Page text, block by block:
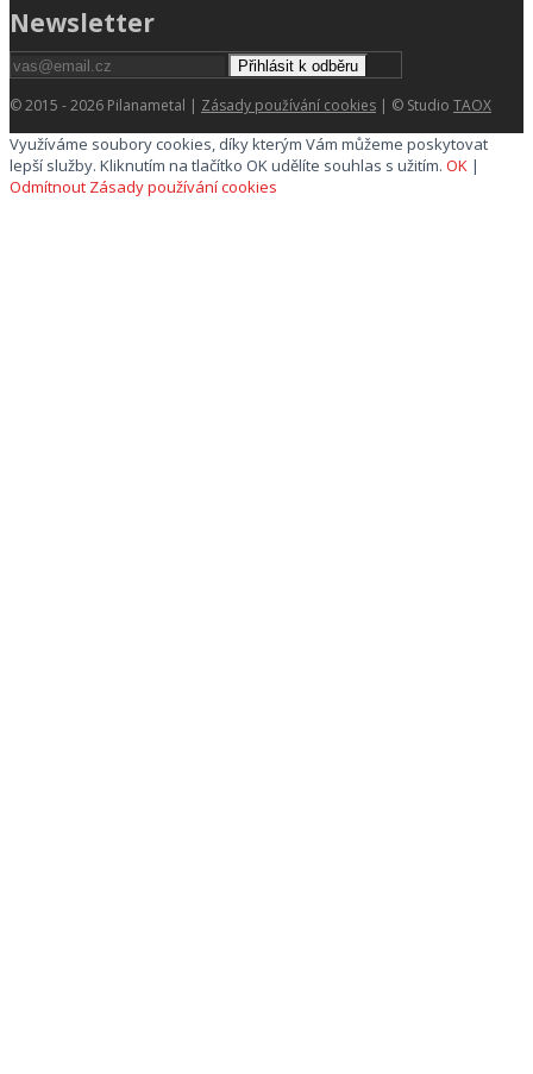
Newsletter
Přihlásit k odběru
© 2015 - 2026 Pilanametal | Zásady používání cookies | © Studio TAOX
Využíváme soubory cookies, díky kterým Vám můžeme poskytovat
lepší služby. Kliknutím na tlačítko OK udělíte souhlas s užitím. OK |
Odmítnout Zásady používání cookies